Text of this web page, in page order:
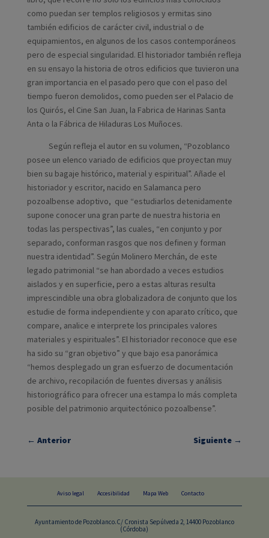
como puedan ser templos religiosos y ermitas sino
también edificios de carácter civil, industrial o de
equipamientos, en algunos de los casos contemporáneos
pero de especial singularidad. El historiador también refleja
en su ensayo la historia de otros edificios que tuvieron una
gran importancia en el pasado pero que con el paso del
tiempo fueron demolidos, como pueden ser el Palacio de
los Quirós, el Cine San Juan, la Fabrica de Harinas Santa
Anta o la Fábrica de Hiladuras Los Muñoces.
Según refleja el autor en su volumen, “Pozoblanco
posee un elenco variado de edificios que proyectan muy
bien su bagaje histórico, material y espiritual”. Añade el
historiador y escritor, nacido en Salamanca pero
pozoalbense adoptivo, que “estudiarlos detenidamente
supone conocer una gran parte de nuestra historia en
todas las perspectivas”, las cuales, “en conjunto y por
separado, conforman rasgos que nos definen y forman
nuestra identidad”. Según Molinero Merchán, de este
legado patrimonial “se han abordado a veces estudios
aislados y en superficie, pero a estas alturas resulta
imprescindible una obra globalizadora de conjunto que los
estudie de forma independiente y con aparato crítico, que
compare, analice e interprete los principales valores
materiales y espirituales”. El historiador reconoce que ese
ha sido su “gran objetivo” y que bajo esa panorámica
“hemos desplegado un gran esfuerzo de documentación
de archivo, recopilación de fuentes diversas y análisis
historiográfico para ofrecer una estampa lo más completa
posible del patrimonio arquitectónico pozoalbense”.
← Anterior Siguiente →
Aviso legal Accesibilidad Mapa Web Contacto
Ayuntamiento de Pozoblanco.C/ Cronista Sepúlveda 2, 14400 Pozoblanco
(Córdoba)